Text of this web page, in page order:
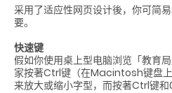
采用了适应性网页设计後，你可简
要。
快速键
假如你使用桌上型电脑浏览「教育
家按著Ctrl键（在Macintosh键盘
来放大或缩小字型，而按著Ctrl键和